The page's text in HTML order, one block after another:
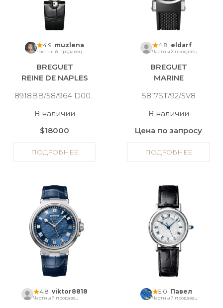
4.9 muzlena
Частный продавец
BREGUET
REINE DE NAPLES
8918BB/58/964 D00D 3L
В наличии
$18000
ПОДРОБНЕЕ
4.8 eldarf
Частный продавец
BREGUET
MARINE
5817ST/92/5V8
В наличии
Цена по запросу
ПОДРОБНЕЕ
4.8 viktor8818
Частный продавец
5.0 Павел
Частный продавец